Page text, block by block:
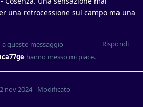
una retrocessione sul campo ma una
Rispondi
questo messaggio
hanno messo mi piace.
nov 2024 Modificato